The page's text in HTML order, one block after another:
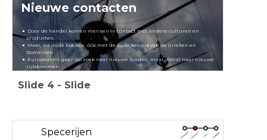
Nieuwe contacten
Door de handel komen mensen in contact met andere culturen en
producten.
Maar, via oude boeken, óók met de oude kennis van de Grieken en
Romeinen
Europeanen gaan op zoek naar nieuwe landen, maar vooral naar nieuwe
rijkdommen
Slide 4 - Slide
Specerijen